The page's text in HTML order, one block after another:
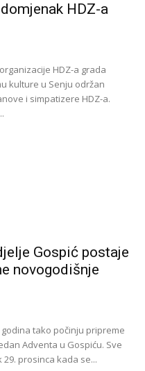
HDZ-a
HDZ-a grada
kulture u Senju održan
i simpatizere HDZ-a.
Gospić postaje
novogodišnje
tako počinju pripreme
Adventa u Gospiću. Sve
prosinca kada se...